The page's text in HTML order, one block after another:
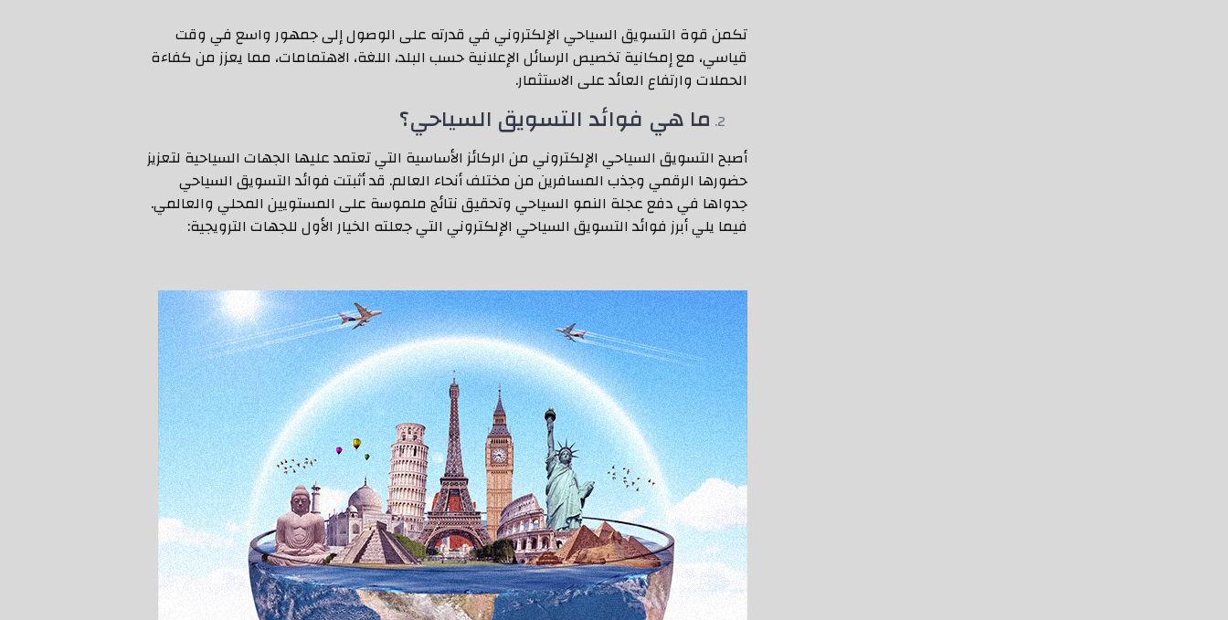
تكمن قوة التسويق السياحي الإلكتروني في قدرته على الوصول إلى جمهور واسع في وقت
قياسي، مع إمكانية تخصيص الرسائل الإعلانية حسب البلد، اللغة، الاهتمامات، مما يعزز من كفاءة
الحملات وارتفاع العائد على الاستثمار.
ما هي فوائد التسويق السياحي؟
أصبح التسويق السياحي الإلكتروني من الركائز الأساسية التي تعتمد عليها الجهات السياحية لتعزيز
حضورها الرقمي وجذب المسافرين من مختلف أنحاء العالم. قد أثبتت فوائد التسويق السياحي
جدواها في دفع عجلة النمو السياحي وتحقيق نتائج ملموسة على المستويين المحلي والعالمي.
فيما يلي أبرز فوائد التسويق السياحي الإلكتروني التي جعلته الخيار الأول للجهات الترويجية: